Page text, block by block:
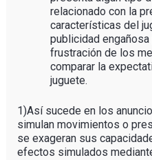
relacionado con la
características del
publicidad
frustración de los
comparar la
juguete.
1)Así sucede en los
simulan movimientos o
se exageran sus
efectos simulados